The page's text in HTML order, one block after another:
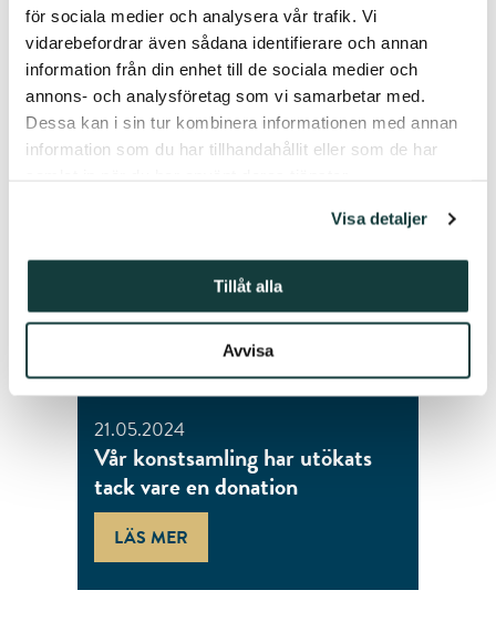
för sociala medier och analysera vår trafik. Vi
vidarebefordrar även sådana identifierare och annan
information från din enhet till de sociala medier och
annons- och analysföretag som vi samarbetar med.
Dessa kan i sin tur kombinera informationen med annan
information som du har tillhandahållit eller som de har
Visa detaljer
Tillåt alla
Avvisa
Du är kanske också är intresserad
av följande artiklar.
21.05.2024
Vår konstsamling har utökats
tack vare en donation
LÄS MER